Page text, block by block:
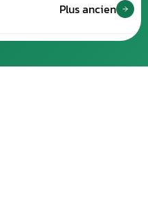
Plus ancien